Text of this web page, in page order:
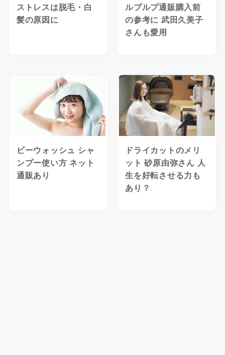
ストレスは脱毛・白
髪の原因に
ルプルプ通販購入前
の参考に 武田久美子
さんも愛用
ビーウォッシュ シャ
ンプー使い方 ネット
通販あり
ドライカットのメリ
ット 砂原由弥さん 人
生を好転させる力も
あり？